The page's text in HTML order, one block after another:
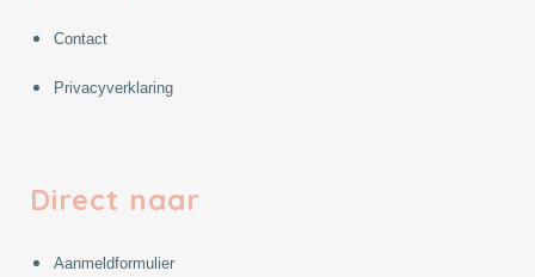
Contact
Privacyverklaring
Direct naar
Aanmeldformulier